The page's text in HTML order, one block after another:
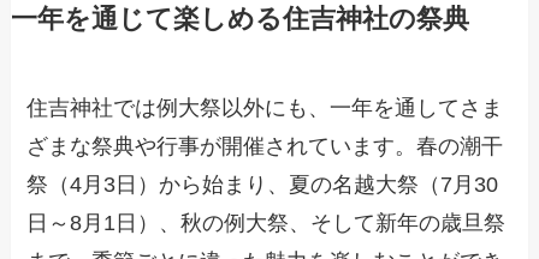
一年を通じて楽しめる住吉神社の祭典
住吉神社では例大祭以外にも、一年を通してさま
ざまな祭典や行事が開催されています。春の潮干
祭（4月3日）から始まり、夏の名越大祭（7月30
日～8月1日）、秋の例大祭、そして新年の歳旦祭